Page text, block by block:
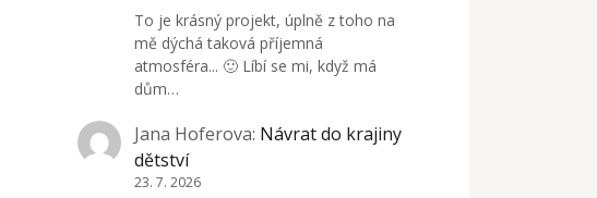
To je krásný projekt, úplně z toho na
mě dýchá taková příjemná
atmosféra... 🙂 Líbí se mi, když má
dům…
Jana Hoferova: Návrat do krajiny
dětství
23. 7. 2026